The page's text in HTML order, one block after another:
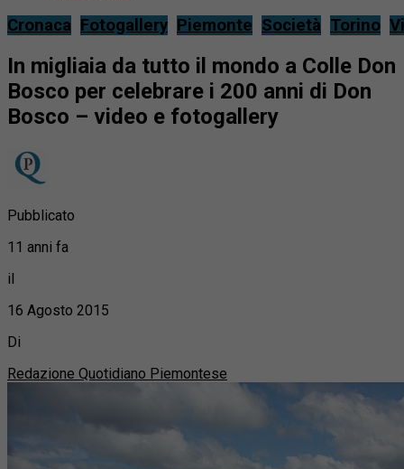
Cronaca Fotogallery Piemonte Società Torino
In migliaia da tutto il mondo a Colle Don
Bosco per celebrare i 200 anni di Don
Bosco – video e fotogallery
Pubblicato
11 anni fa
il
16 Agosto 2015
Di
Redazione Quotidiano Piemontese